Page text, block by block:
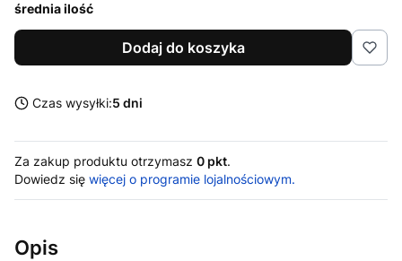
średnia ilość
Dodaj do koszyka
Czas wysyłki:5 dni
Za zakup produktu otrzymasz 0 pkt.
Dowiedz się więcej o programie lojalnościowym.
Opis